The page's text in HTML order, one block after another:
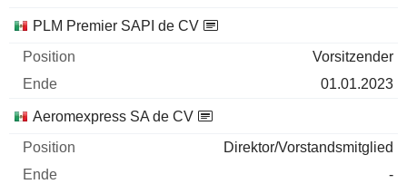
PLM Premier SAPI de CV
Vorsitzender
01.01.2023
Aeromexpress SA de CV
Direktor/Vorstandsmitglied
-